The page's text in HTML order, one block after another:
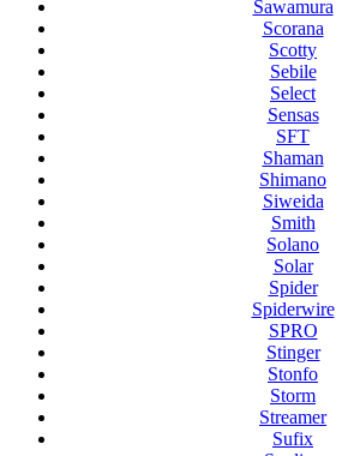
Sawamura
Scorana
Scotty
Sebile
Select
Sensas
SFT
Shaman
Shimano
Siweida
Smith
Solano
Solar
Spider
Spiderwire
SPRO
Stinger
Stonfo
Storm
Streamer
Sufix